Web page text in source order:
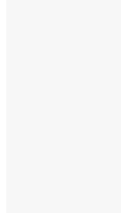
После проведения
готовим
компании и
Параллельно с
можно также
Подписанные
Гонконг для
пересылку